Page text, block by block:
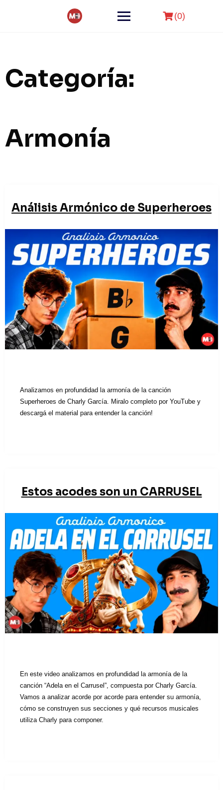
(0)
Categoría:
Armonía
Análisis Armónico de Superheroes
Analizamos en profundidad la armonía de la canción
Superheroes de Charly García. Miralo completo por YouTube y
descargá el material para entender la canción!
Estos acodes son un CARRUSEL
En este video analizamos en profundidad la armonía de la
canción “Adela en el Carrusel”, compuesta por Charly García.
Vamos a analizar acorde por acorde para entender su armonía,
cómo se construyen sus secciones y qué recursos musicales
utiliza Charly para componer.